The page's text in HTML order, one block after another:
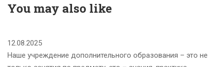
You may also like
12.08.2025
Наше учреждение дополнительного образования – это не